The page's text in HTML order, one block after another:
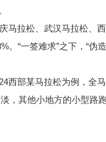
拉松、武汉马拉松、
“一签难求”之下，“伪
部某马拉松为例，全
，其他小地方的小型路